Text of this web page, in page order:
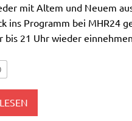
mit Altem und Neuem
ins Programm bei MHR24
bis 21 Uhr wieder